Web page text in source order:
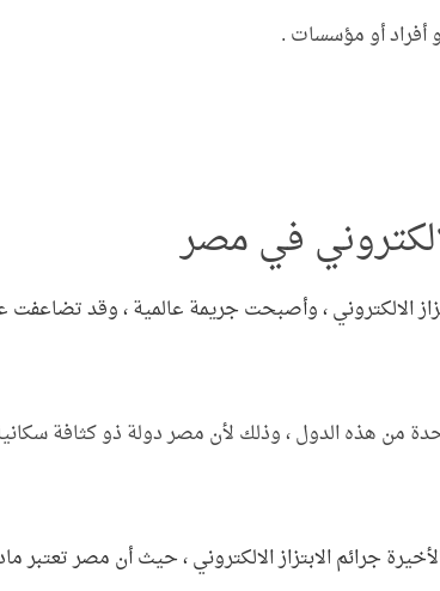
أو مؤسسات .
في مصر
الالكتروني ، وأصبحت جريمة عالمية ، وقد
من هذه الدول ، وذلك لأن مصر دولة ذو كثافة
جرائم الابتزاز الالكتروني ، حيث أن مصر تعتبر